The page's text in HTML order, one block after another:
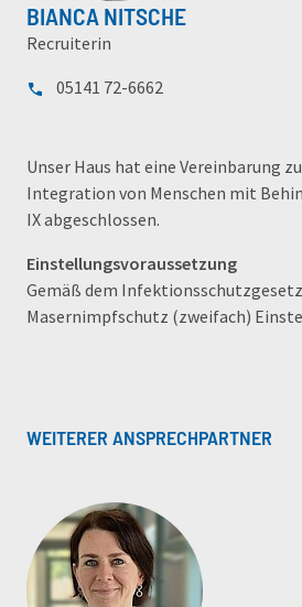
BIANCA NITSCHE
Recruiterin
05141 72-6662
Unser Haus hat eine Vereinbarung
Integration von Menschen mit
IX abgeschlossen.
Einstellungsvoraussetzung
Gemäß dem
Masernimpfschutz (zweifach)
WEITERER ANSPRECHPARTNER